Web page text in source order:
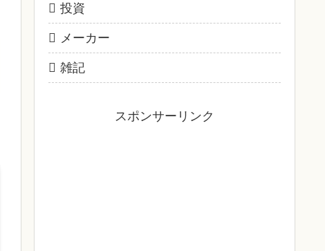
投資
メーカー
雑記
スポンサーリンク